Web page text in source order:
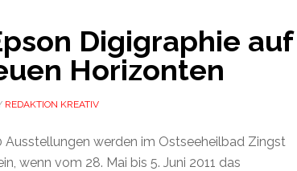
Digigraphie auf
Horizonten
REDAKTION KREATIV
Ausstellungen werden im Ostseeheilbad Zingst
wenn vom 28. Mai bis 5. Juni 2011 das